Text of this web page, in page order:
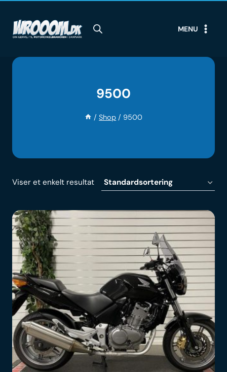
content
MENU
9500
/ Shop / 9500
Viser et enkelt resultat